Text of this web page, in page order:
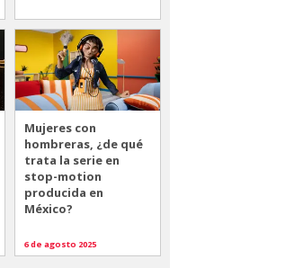
Mujeres con
hombreras, ¿de qué
trata la serie en
stop-motion
producida en
México?
6 de agosto 2025